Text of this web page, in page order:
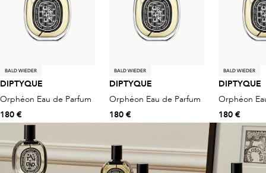
BALD WIEDER
DIPTYQUE
Orphéon Eau de Parfum
180 €
BALD WIEDER
DIPTYQUE
Orphéon Eau de Parfum
180 €
BALD WIEDER
DIPTYQUE
Orphéon
180 €